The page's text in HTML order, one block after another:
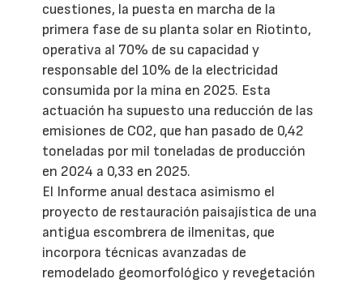
cuestiones, la puesta en marcha de la
primera fase de su planta solar en Riotinto,
operativa al 70% de su capacidad y
responsable del 10% de la electricidad
consumida por la mina en 2025. Esta
actuación ha supuesto una reducción de las
emisiones de CO2, que han pasado de 0,42
toneladas por mil toneladas de producción
en 2024 a 0,33 en 2025.
El Informe anual destaca asimismo el
proyecto de restauración paisajística de una
antigua escombrera de ilmenitas, que
incorpora técnicas avanzadas de
remodelado geomorfológico y revegetación